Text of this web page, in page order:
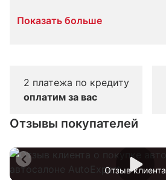
Показать больше
2 платежа по кредиту
оплатим за вас
Отзывы покупателей
Отзыв клиента